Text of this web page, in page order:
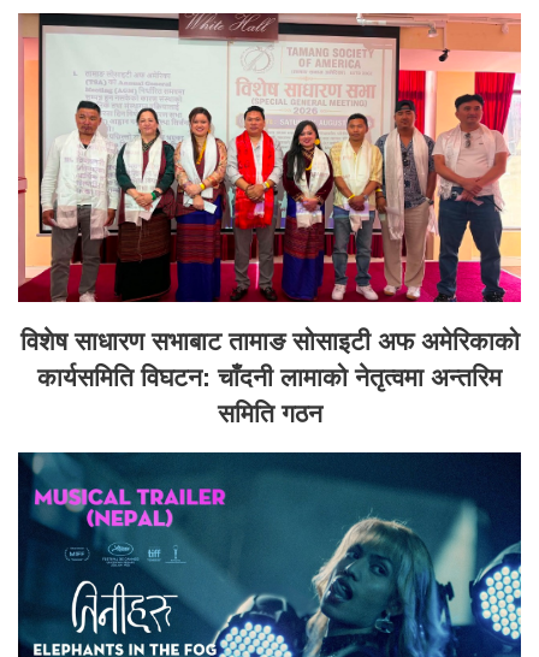
विशेष साधारण सभाबाट तामाङ सोसाइटी अफ अमेरिकाको
कार्यसमिति विघटन: चाँदनी लामाको नेतृत्वमा अन्तरिम
समिति गठन